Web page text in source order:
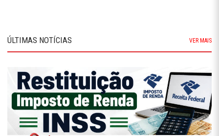
ÚLTIMAS NOTÍCIAS VER MAIS